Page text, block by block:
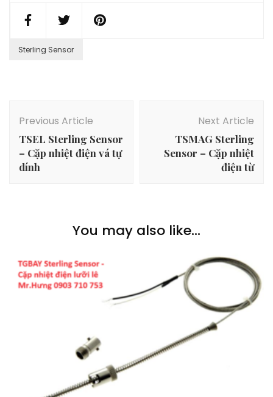
Sterling Sensor
Navigation
Previous Article
TSEL Sterling Sensor
– Cặp nhiệt điện vá tự
dính
Next Article
TSMAG Sterling
Sensor – Cặp nhiệt
điện từ
You may also like...